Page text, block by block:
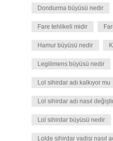
Dondurma büyüsü nedir
Fare tehlikeli midir
Hamur büyüsü nedir
Legilimens büyüsü nedir
Lol sihirdar adı kalkıyor mu
Lol sihirdar adı nasıl
Lol sihirdar büyüsü nedir
Lolde sihirdar vadisi nasıl